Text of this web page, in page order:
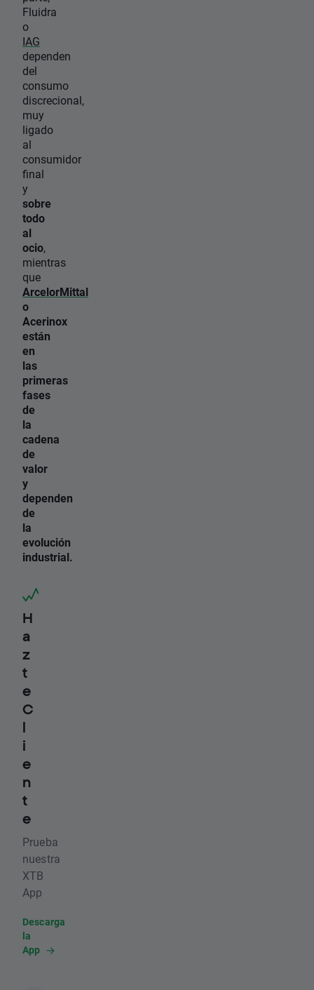
Fluidra
o
IAG
dependen
del
consumo
discrecional,
muy
ligado
al
consumidor
final
y
sobre
todo
al
ocio,
mientras
que
ArcelorMittal
o
Acerinox
están
en
las
primeras
fases
de
la
cadena
de
valor
y
dependen
de
la
evolución
industrial.
H
a
z
t
e
C
l
i
e
n
t
e
Prueba
nuestra
XTB
App
Descarga
la
App